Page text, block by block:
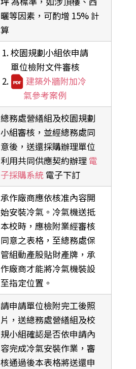
曬等因素，可酌增 15% 計
算
校園規劃小組依申請
單位檢附文件審核
建築外牆附加冷
氣參考案例
總務處營繕組及校園規劃
小組審核，並經總務處同
意後，送還採購辦理單位
利用共同供應契約辦理 電
子採購系統 電子下訂
承作廠商應依核准內容開
始安裝冷氣。冷氣機送抵
本校時，應檢附業經審核
同意之表格，至總務處保
管組動產股貼財產牌，承
作廠商才能將冷氣機裝設
至指定位置。
請申請單位檢附完工後照
片，送總務處營繕組及校
規小組確認是否依申請內
容完成冷氣安裝作業，審
核通過後本表格將送還申